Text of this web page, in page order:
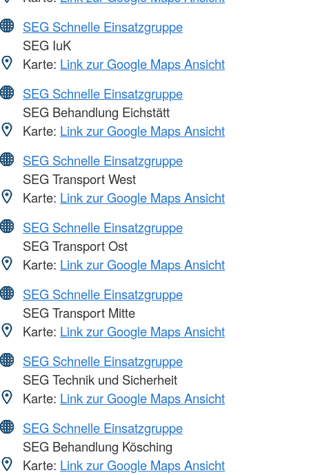
SEG Schnelle Einsatzgruppe
SEG IuK
Karte: Link zur Google Maps Ansicht
SEG Schnelle Einsatzgruppe
SEG Behandlung Eichstätt
Karte: Link zur Google Maps Ansicht
SEG Schnelle Einsatzgruppe
SEG Transport West
Karte: Link zur Google Maps Ansicht
SEG Schnelle Einsatzgruppe
SEG Transport Ost
Karte: Link zur Google Maps Ansicht
SEG Schnelle Einsatzgruppe
SEG Transport Mitte
Karte: Link zur Google Maps Ansicht
SEG Schnelle Einsatzgruppe
SEG Technik und Sicherheit
Karte: Link zur Google Maps Ansicht
SEG Schnelle Einsatzgruppe
SEG Behandlung Kösching
Karte: Link zur Google Maps Ansicht